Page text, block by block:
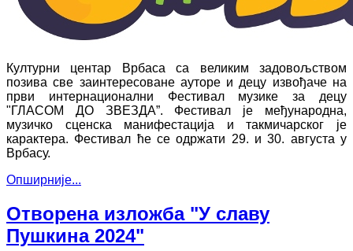
Културни центар Врбаса са великим задовољством
позива све заинтересоване ауторе и децу извођаче на
први интернационални Фестивал музике за децу
"ГЛАСОМ ДО ЗВЕЗДА”. Фестивал је међународна,
музичко сценска манифестација и такмичарског је
карактера. Фестивал ће се одржати 29. и 30. августа у
Врбасу.
Опширније...
Отворена изложба "У славу
Пушкина 2024"